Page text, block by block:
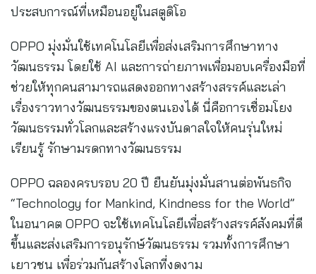
ประสบการณ์ที่เหมือนอยู่ในสตูดิโอ
OPPO มุ่งมั่นใช้เทคโนโลยีเพื่อส่งเสริมการศึกษาทาง
วัฒนธรรม โดยใช้ AI และการถ่ายภาพเพื่อมอบเครื่องมือที่
ช่วยให้ทุกคนสามารถแสดงออกทางสร้างสรรค์และเล่า
เรื่องราวทางวัฒนธรรมของตนเองได้ นี่คือการเชื่อมโยง
วัฒนธรรมทั่วโลกและสร้างแรงบันดาลใจให้คนรุ่นใหม่
เรียนรู้ รักษามรดกทางวัฒนธรรม
OPPO ฉลองครบรอบ 20 ปี ยืนยันมุ่งมั่นสานต่อพันธกิจ
“Technology for Mankind, Kindness for the World”
ในอนาคต OPPO จะใช้เทคโนโลยีเพื่อสร้างสรรค์สังคมที่ดี
ขึ้นและส่งเสริมการอนุรักษ์วัฒนธรรม รวมทั้งการศึกษา
เยาวชน เพื่อร่วมกันสร้างโลกที่งดงาม